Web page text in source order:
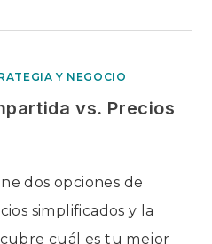
Y NEGOCIO
vs. Precios
dos opciones de
simplificados y la
cuál es tu mejor